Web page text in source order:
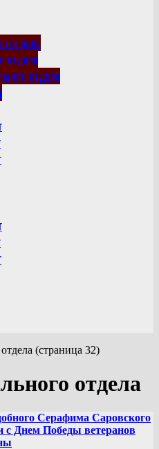
отдела
отдела
отдела
(страница 32)
отдела
Серафима Саровского
с Днем Победы ветеранов